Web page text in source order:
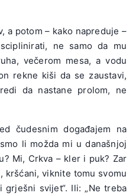
a potom – kako napreduje –
ne samo da mu
večerom mesa, a vodu
rekne kiši da se zaustavi,
da nastane prolom, ne
čudesnim događajem na
li možda mi u današnjoj
Mi, Crkva – kler i puk? Zar
kršćani, viknite tomu svomu
svijet“. Ili: „Ne treba